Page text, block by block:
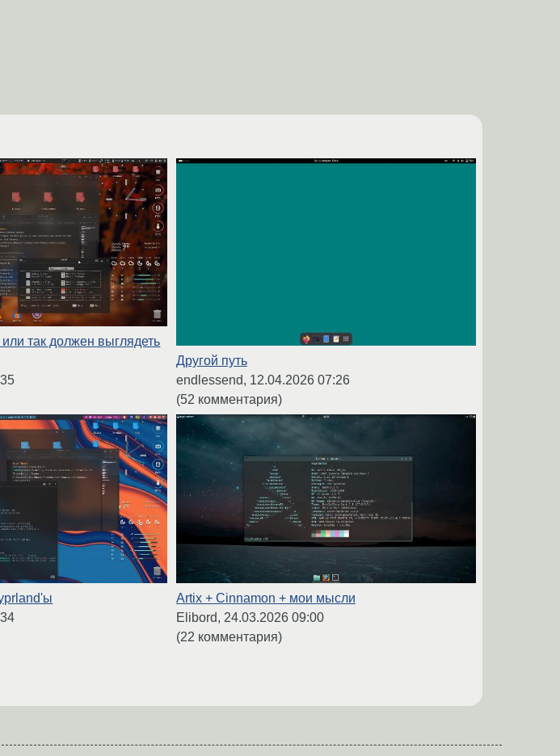
так должен выглядеть
Другой путь
endlessend, 12.04.2026 07:26
(52 комментария)
Artix + Cinnamon + мои мысли
Elibord, 24.03.2026 09:00
(22 комментария)